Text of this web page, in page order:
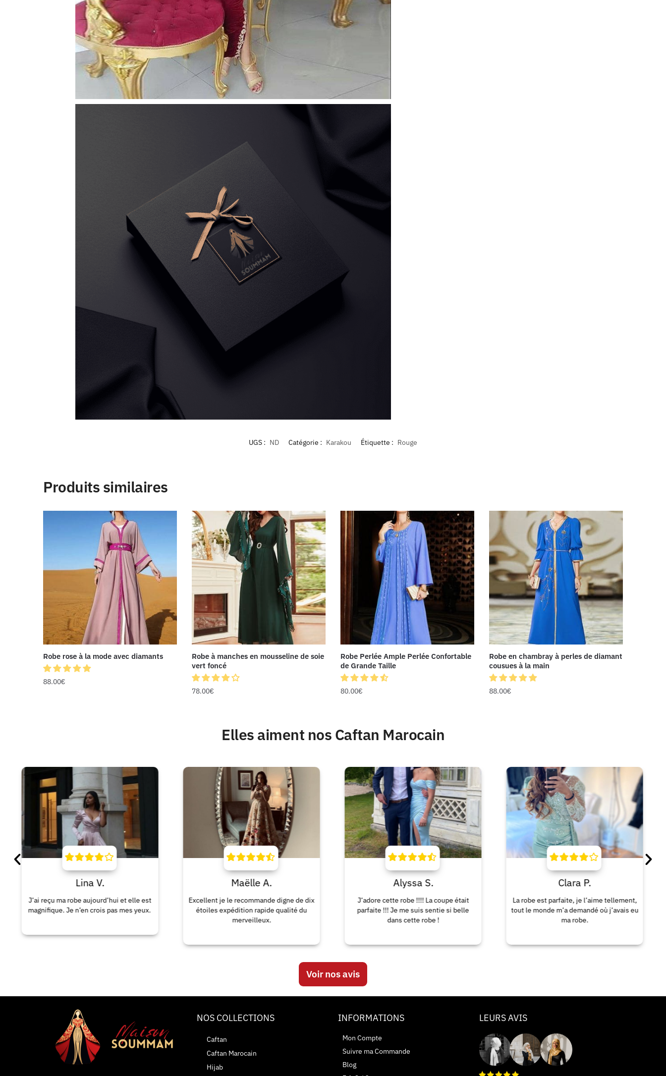
UGS : ND Catégorie : Karakou Étiquette : Rouge
Produits similaires
Robe rose à la mode avec diamants
88.00€
Robe à manches en mousseline de soie
vert foncé
78.00€
Robe Perlée Ample Perlée Confortable
de Grande Taille
80.00€
Robe en chambray à perles de diamant
cousues à la main
88.00€
Elles aiment nos Caftan Marocain
robe aujourd’hui et elle est
n’en crois pas mes yeux.
Excellent je le recommande digne de dix
étoiles expédition rapide qualité du
J’adore cette robe !!!! La coupe était
parfaite !!! Je me suis sentie si belle
La robe est parfaite, je l’aime tellement,
tout le monde m’a demandé où j’avais eu
Excellente
acheté 3
Voir nos avis
NOS COLLECTIONS
Caftan
Caftan Marocain
Hijab
INFORMATIONS
Mon Compte
Suivre ma Commande
Blog
LEURS AVIS